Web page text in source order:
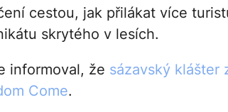
cestou, jak přilákat více
skrytého v lesích.
informoval, že sázavský klášter
Come.